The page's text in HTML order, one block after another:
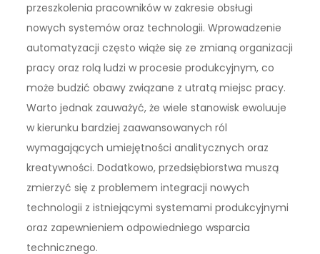
przeszkolenia pracowników w zakresie obsługi
nowych systemów oraz technologii. Wprowadzenie
automatyzacji często wiąże się ze zmianą organizacji
pracy oraz rolą ludzi w procesie produkcyjnym, co
może budzić obawy związane z utratą miejsc pracy.
Warto jednak zauważyć, że wiele stanowisk ewoluuje
w kierunku bardziej zaawansowanych ról
wymagających umiejętności analitycznych oraz
kreatywności. Dodatkowo, przedsiębiorstwa muszą
zmierzyć się z problemem integracji nowych
technologii z istniejącymi systemami produkcyjnymi
oraz zapewnieniem odpowiedniego wsparcia
technicznego.